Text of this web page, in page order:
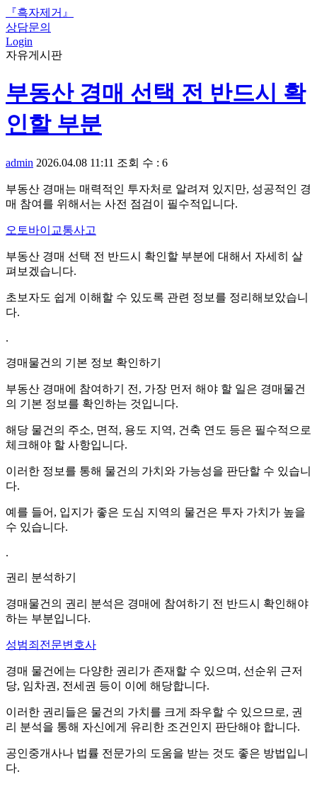
『흑자제거』
상담문의
Login
자유게시판
부동산 경매 선택 전 반드시 확
인할 부분
admin 2026.04.08 11:11 조회 수 : 6
부동산 경매는 매력적인 투자처로 알려져 있지만, 성공적인 경
매 참여를 위해서는 사전 점검이 필수적입니다.
오토바이교통사고
부동산 경매 선택 전 반드시 확인할 부분에 대해서 자세히 살
펴보겠습니다.
초보자도 쉽게 이해할 수 있도록 관련 정보를 정리해보았습니
다.
.
경매물건의 기본 정보 확인하기
부동산 경매에 참여하기 전, 가장 먼저 해야 할 일은 경매물건
의 기본 정보를 확인하는 것입니다.
해당 물건의 주소, 면적, 용도 지역, 건축 연도 등은 필수적으로
체크해야 할 사항입니다.
이러한 정보를 통해 물건의 가치와 가능성을 판단할 수 있습니
다.
예를 들어, 입지가 좋은 도심 지역의 물건은 투자 가치가 높을
수 있습니다.
.
권리 분석하기
경매물건의 권리 분석은 경매에 참여하기 전 반드시 확인해야
하는 부분입니다.
성범죄전문변호사
경매 물건에는 다양한 권리가 존재할 수 있으며, 선순위 근저
당, 임차권, 전세권 등이 이에 해당합니다.
이러한 권리들은 물건의 가치를 크게 좌우할 수 있으므로, 권
리 분석을 통해 자신에게 유리한 조건인지 판단해야 합니다.
공인중개사나 법률 전문가의 도움을 받는 것도 좋은 방법입니
다.